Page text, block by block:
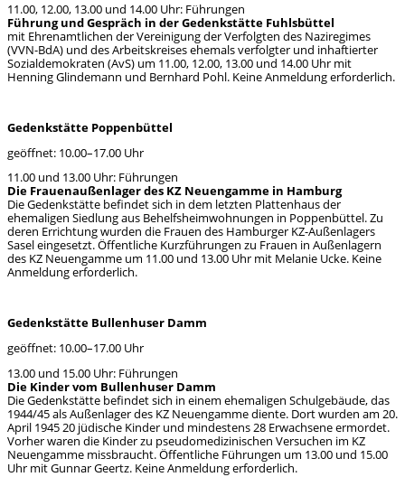
11.00, 12.00, 13.00 und 14.00 Uhr: Führungen
Führung und Gespräch in der Gedenkstätte Fuhlsbüttel
mit Ehrenamtlichen der Vereinigung der Verfolgten des Naziregimes
(VVN-BdA) und des Arbeitskreises ehemals verfolgter und inhaftierter
Sozialdemokraten (AvS) um 11.00, 12.00, 13.00 und 14.00 Uhr mit
Henning Glindemann und Bernhard Pohl. Keine Anmeldung erforderlich.
Gedenkstätte Poppenbüttel
geöffnet: 10.00–17.00 Uhr
11.00 und 13.00 Uhr: Führungen
Die Frauenaußenlager des KZ Neuengamme in Hamburg
Die Gedenkstätte befindet sich in dem letzten Plattenhaus der
ehemaligen Siedlung aus Behelfsheimwohnungen in Poppenbüttel. Zu
deren Errichtung wurden die Frauen des Hamburger KZ-Außenlagers
Sasel eingesetzt. Öffentliche Kurzführungen zu Frauen in Außenlagern
des KZ Neuengamme um 11.00 und 13.00 Uhr mit Melanie Ucke. Keine
Anmeldung erforderlich.
Gedenkstätte Bullenhuser Damm
geöffnet: 10.00–17.00 Uhr
13.00 und 15.00 Uhr: Führungen
Die Kinder vom Bullenhuser Damm
Die Gedenkstätte befindet sich in einem ehemaligen Schulgebäude, das
1944/45 als Außenlager des KZ Neuengamme diente. Dort wurden am 20.
April 1945 20 jüdische Kinder und mindestens 28 Erwachsene ermordet.
Vorher waren die Kinder zu pseudomedizinischen Versuchen im KZ
Neuengamme missbraucht. Öffentliche Führungen um 13.00 und 15.00
Uhr mit Gunnar Geertz. Keine Anmeldung erforderlich.